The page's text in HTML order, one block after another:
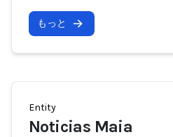
もっと
Entity
Noticias Maia